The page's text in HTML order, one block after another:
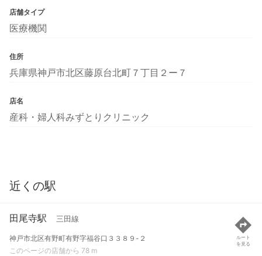
店舗タイプ
医療機関
住所
兵庫県神戸市北区藤原台北町７丁目２ー７
店名
産科・婦人科みずとりクリニック
近くの駅
田尾寺駅 三田線
神戸市北区有野町有野字福谷口３３８９-２
このページの店舗から 78 m
ルート
を見る